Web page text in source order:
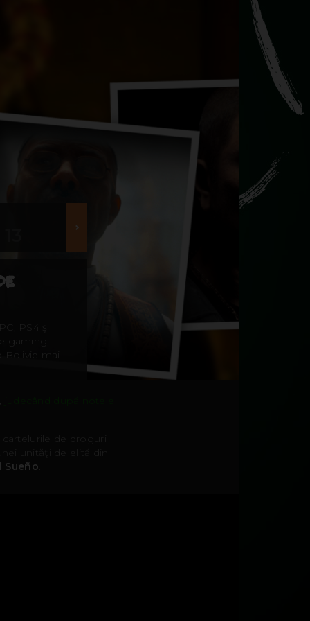
PS4 şi
gaming,
mai
de droguri
unităţi de elită din
Sueño